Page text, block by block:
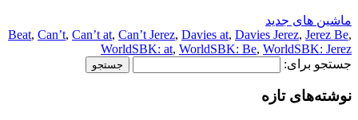
ماشین های جدید
Beat, Can’t, Can’t at, Can’t Jerez, Davies at, Davies Jerez, Jerez Be,
WorldSBK: at, WorldSBK: Be, WorldSBK: Jerez
جستجو برای:
نوشته‌های تازه